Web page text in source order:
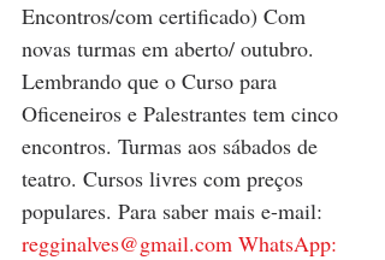
Encontros/com certificado) Com
novas turmas em aberto/ outubro.
Lembrando que o Curso para
Oficeneiros e Palestrantes tem cinco
encontros. Turmas aos sábados de
teatro. Cursos livres com preços
populares. Para saber mais e-mail:
regginalves@gmail.com WhatsApp: